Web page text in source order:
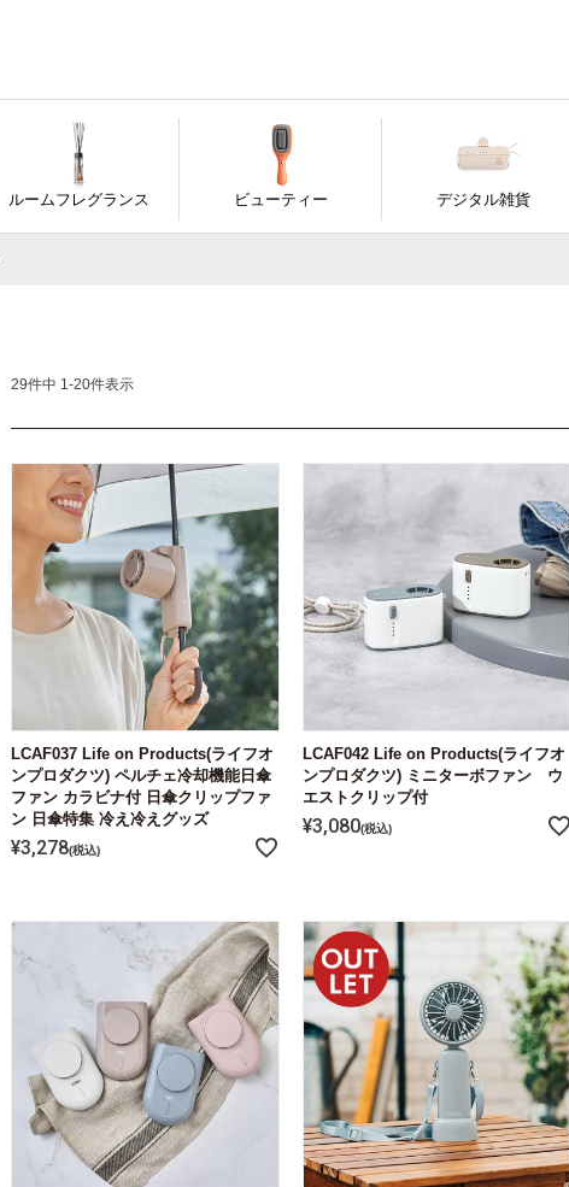
ルームフレグランス ビューティー デジタル雑貨
29件中 1-20件表示
LCAF037 Life on Products(ライフオ
ンプロダクツ) ペルチェ冷却機能日傘
ファン カラビナ付 日傘クリップファ
ン 日傘特集 冷え冷えグッズ
¥3,278 税込
LCAF042 Life on Products(ライフオ
ンプロダクツ) ミニターボファン ウ
エストクリップ付
¥3,080 税込